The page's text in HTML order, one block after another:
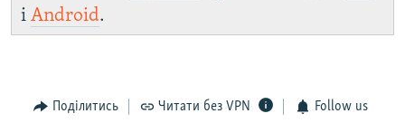
і Android.
Поділитись Читати без VPN Follow us